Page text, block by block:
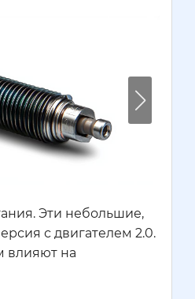
Эти небольшие,
с двигателем 2.0.
влияют на